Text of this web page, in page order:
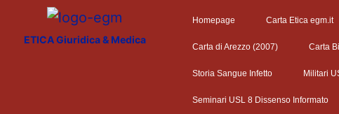
ETICA Giuridica & Medica
Homepage Carta Etica egm.it
Carta di Arezzo (2007) Carta
Storia Sangue Infetto Militari
Seminari USL 8 Dissenso Informato